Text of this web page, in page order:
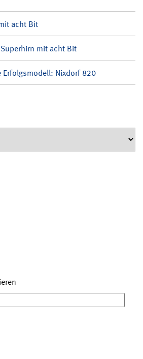
acht Bit
mit acht Bit
Erfolgsmodell: Nixdorf 820